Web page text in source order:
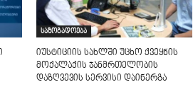
საზოგადოება
იუსტიციის სახლში უცხო ქვეყნის
მოქალაქის ჯანმრთელობის
დაზღვევის სერვისი დაინერგა